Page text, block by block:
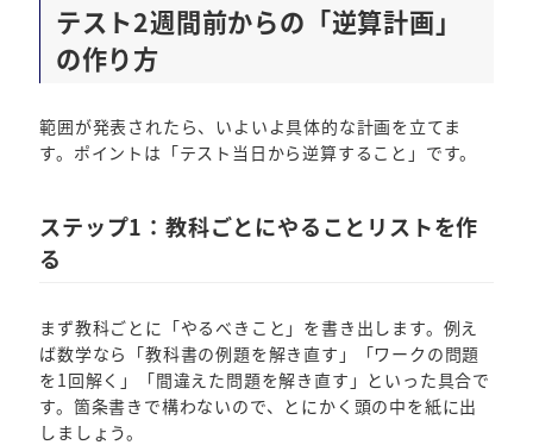
テスト2週間前からの「逆算計画」
の作り方
範囲が発表されたら、いよいよ具体的な計画を立てま
す。ポイントは「テスト当日から逆算すること」です。
ステップ1：教科ごとにやることリストを作
る
まず教科ごとに「やるべきこと」を書き出します。例え
ば数学なら「教科書の例題を解き直す」「ワークの問題
を1回解く」「間違えた問題を解き直す」といった具合で
す。箇条書きで構わないので、とにかく頭の中を紙に出
しましょう。